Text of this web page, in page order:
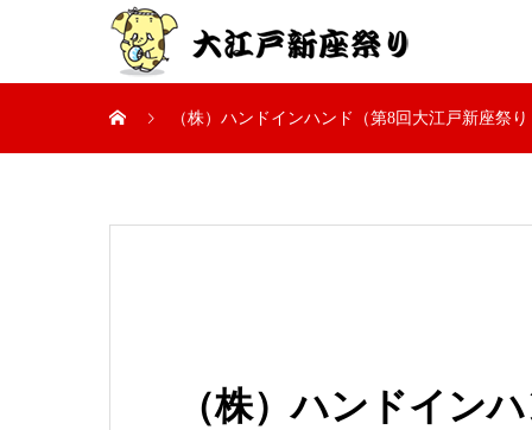
（株）ハンドインハンド（第8回大江戸新座祭り
（株）ハンドイン